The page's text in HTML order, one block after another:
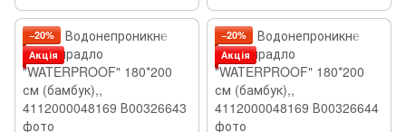
−20%
Акція
−20%
Акція